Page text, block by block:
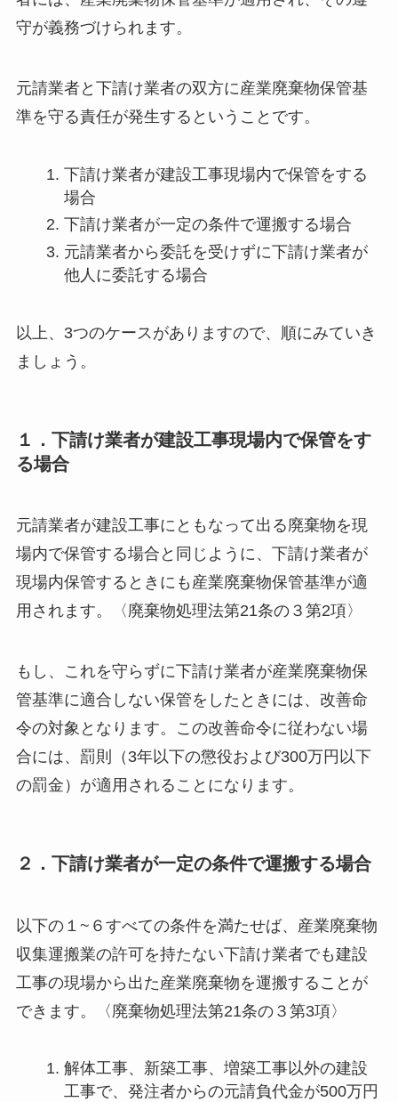
守が義務づけられます。
元請業者と下請け業者の双方に産業廃棄物保管基
準を守る責任が発生するということです。
下請け業者が建設工事現場内で保管をする
場合
下請け業者が一定の条件で運搬する場合
元請業者から委託を受けずに下請け業者が
他人に委託する場合
以上、3つのケースがありますので、順にみていき
ましょう。
１．下請け業者が建設工事現場内で保管をす
る場合
元請業者が建設工事にともなって出る廃棄物を現
場内で保管する場合と同じように、下請け業者が
現場内保管するときにも産業廃棄物保管基準が適
用されます。〈廃棄物処理法第21条の３第2項〉
もし、これを守らずに下請け業者が産業廃棄物保
管基準に適合しない保管をしたときには、改善命
令の対象となります。この改善命令に従わない場
合には、罰則（3年以下の懲役および300万円以下
の罰金）が適用されることになります。
２．下請け業者が一定の条件で運搬する場合
以下の１~６すべての条件を満たせば、産業廃棄物
収集運搬業の許可を持たない下請け業者でも建設
工事の現場から出た産業廃棄物を運搬することが
できます。〈廃棄物処理法第21条の３第3項〉
解体工事、新築工事、増築工事以外の建設
工事で、発注者からの元請負代金が500万円